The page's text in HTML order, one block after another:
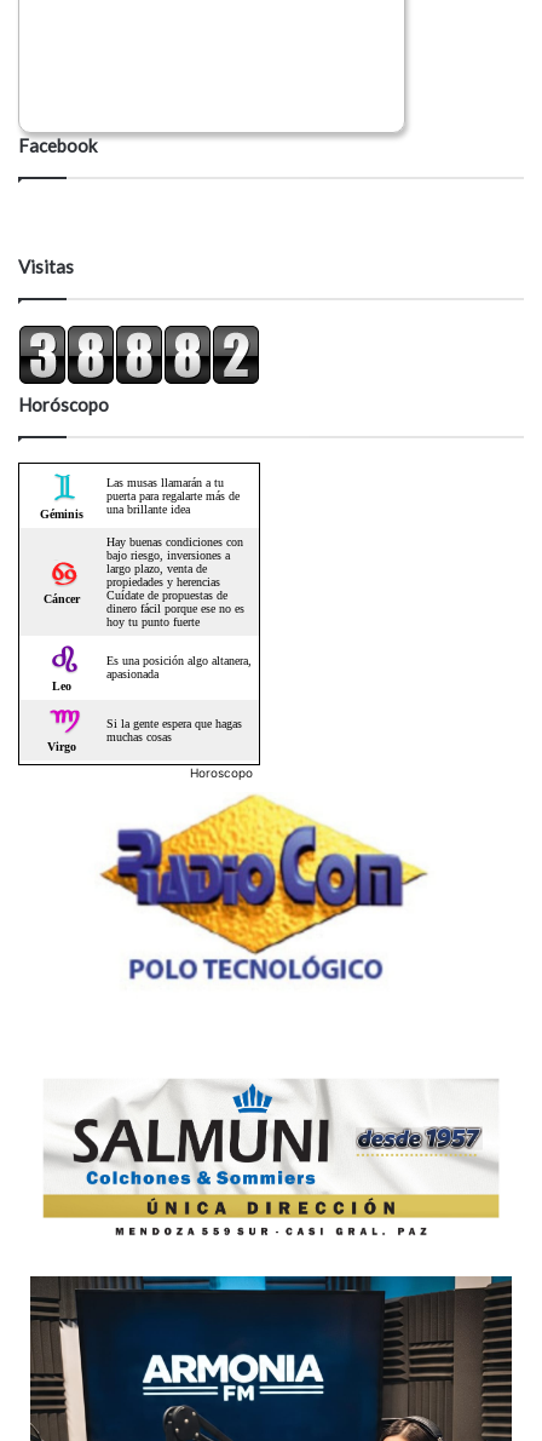
Facebook
Visitas
Horóscopo
Horoscopo